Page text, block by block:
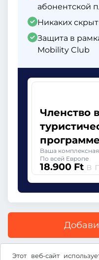
Этот веб-сайт
абонентской
Никаких
Защита в
Mobility Club
Членство в
программе
Ваша
По всей Европе
18.900 Ft в
Все цены указаны с